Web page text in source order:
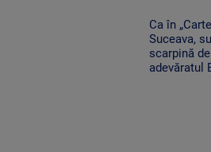
Ca în
Suceava,
scarpină
adevăratul